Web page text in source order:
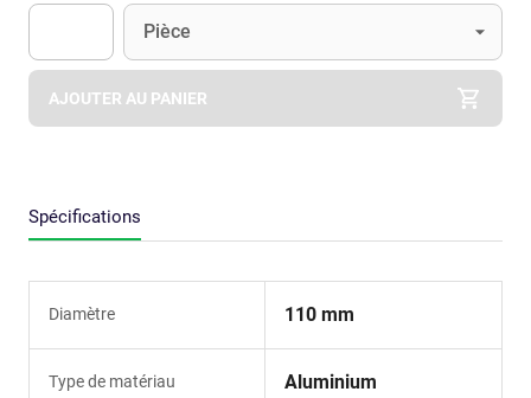
Apok.Product.Detail.AddToCart.Quantity (Optionnel)
Unité
Pièce
AJOUTER AU PANIER
Spécifications
Diamètre 110 mm
Type de matériau Aluminium